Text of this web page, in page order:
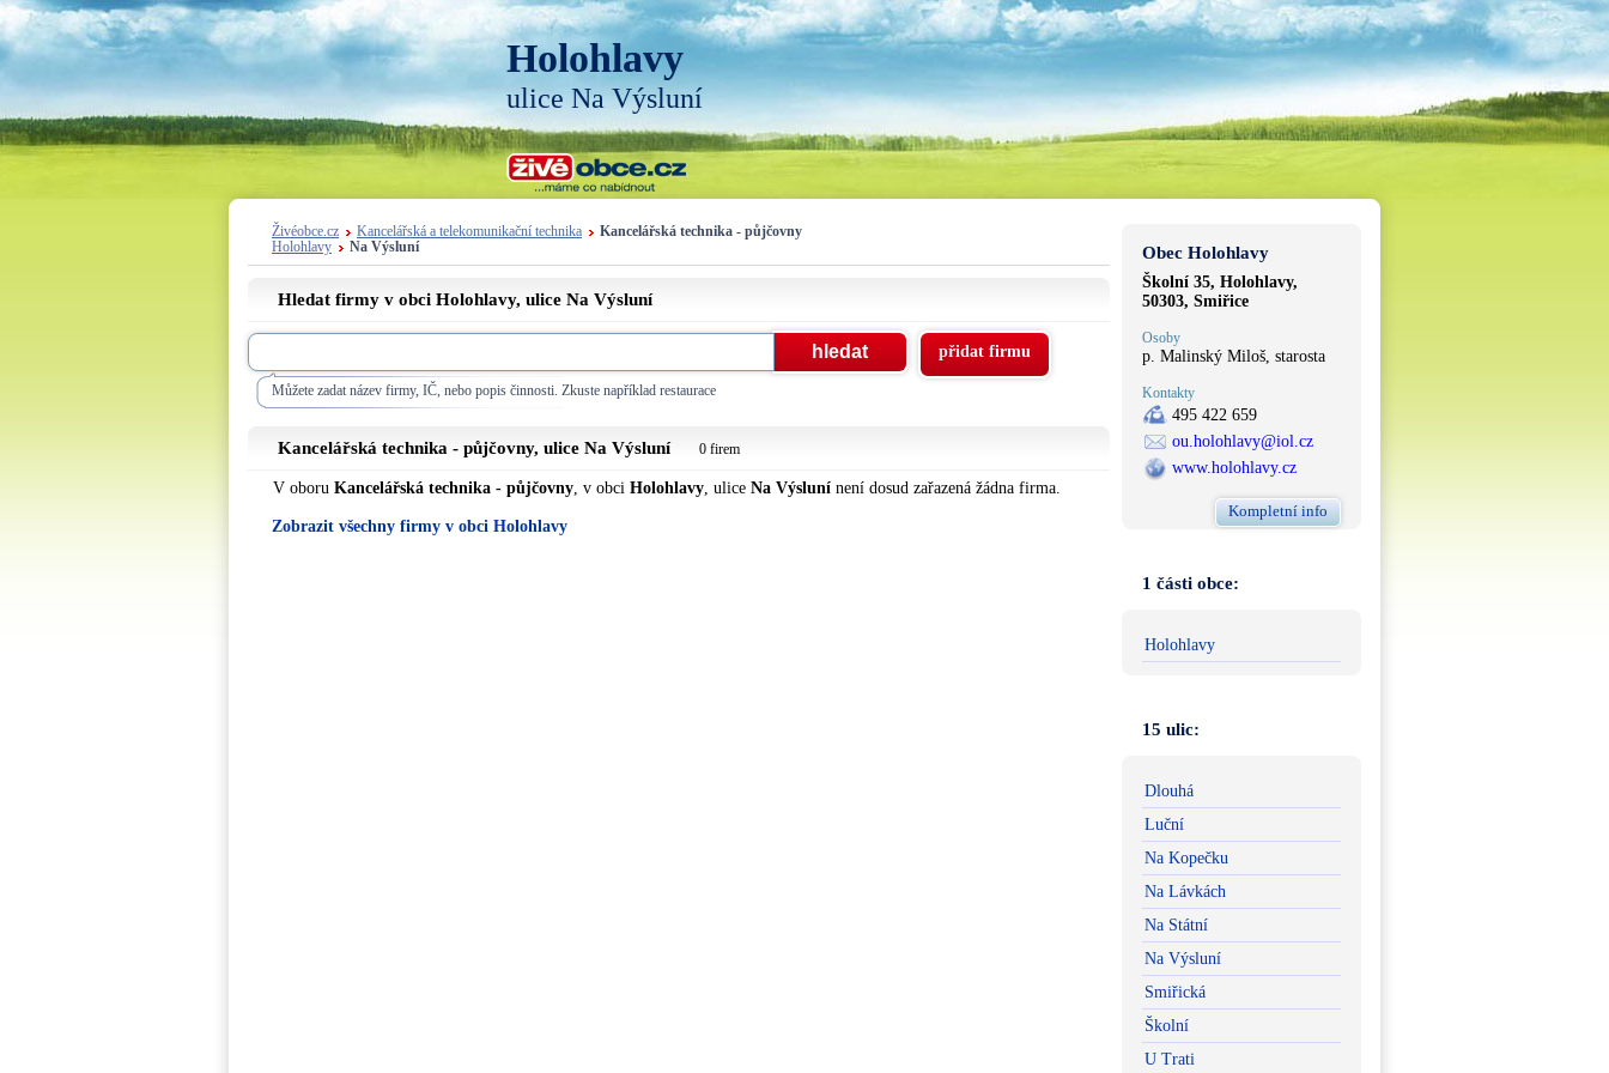
Holohlavy
ulice Na Výsluní
Živéobce.cz Kancelářská a telekomunikační technika
Kancelářská technika - půjčovny
Holohlavy
Na Výsluní
Hledat firmy v obci Holohlavy, ulice Na Výsluní
Můžete zadat název firmy, IČ, nebo popis činnosti. Zkuste například restaurace
přidat firmu
Kancelářská technika - půjčovny, ulice Na Výsluní 0 firem
V oboru Kancelářská technika - půjčovny, v obci Holohlavy, ulice Na Výsluní není dosud zařazená žádna firma.
Zobrazit všechny firmy v obci Holohlavy
Obec Holohlavy
Školní 35, Holohlavy,
50303, Smiřice
Osoby
p. Malinský Miloš, starosta
Kontakty
495 422 659
ou.holohlavy@iol.cz
www.holohlavy.cz
Kompletní info
1 části obce:
Holohlavy
15 ulic:
Dlouhá
Luční
Na Kopečku
Na Lávkách
Na Státní
Na Výsluní
Smiřická
Školní
U Trati